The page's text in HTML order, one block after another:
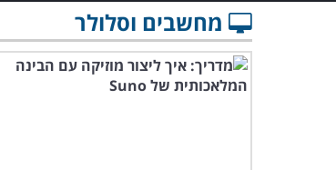
מחשבים וסלולר